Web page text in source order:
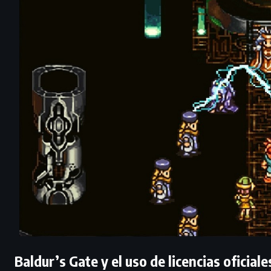
Baldur’s Gate y el uso de licencias